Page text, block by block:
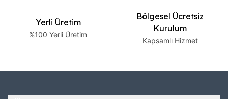
Yerli Üretim
%100 Yerli Üretim
Bölgesel Ücretsiz
Kurulum
Kapsamlı Hizmet